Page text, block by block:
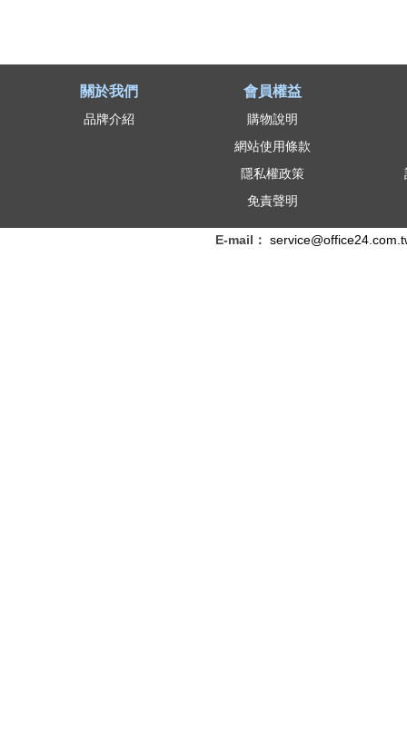
關於我們
品牌介紹
會員權益
購物說明
網站使用條款
隱私權政策
免責聲明
E-mail：